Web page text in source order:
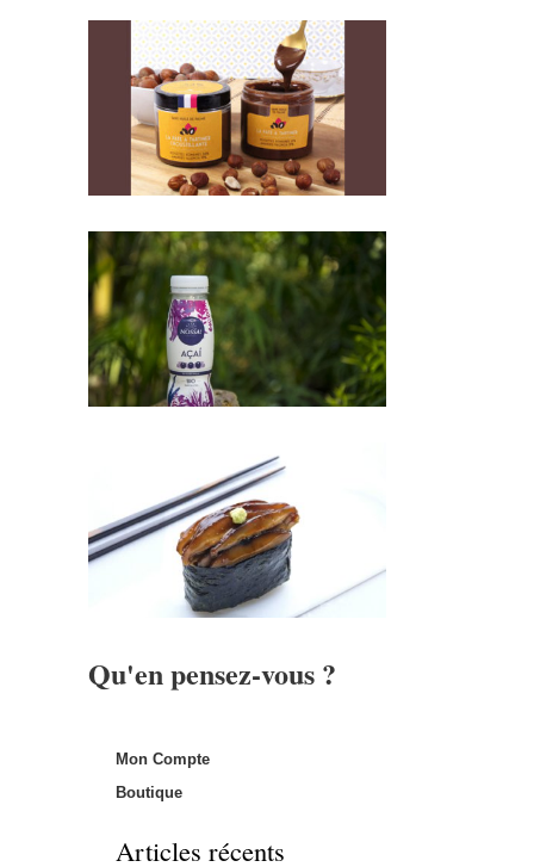
Qu'en pensez-vous ?
Mon Compte
Boutique
Articles récents